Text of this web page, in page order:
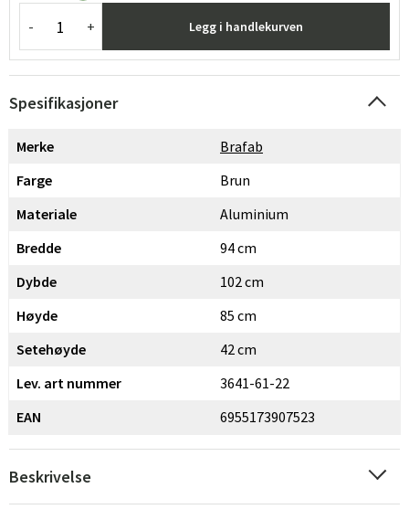
- + Legg i handlekurven
Spesifikasjoner
Merke
Brafab
Farge
Brun
Materiale
Aluminium
Bredde
94 cm
Dybde
102 cm
Høyde
85 cm
Setehøyde
42 cm
Lev. art nummer
3641-61-22
EAN
6955173907523
Beskrivelse